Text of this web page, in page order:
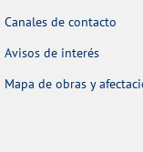
Canales de contacto
Avisos de interés
Mapa de obras y